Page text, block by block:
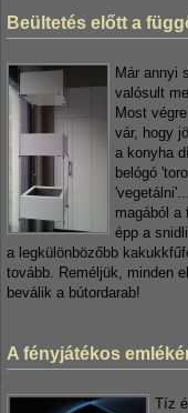
Beültetés előtt a
Már annyi
valósult
Most
vár, hogy
a konyha
belógó
magából a
épp a
a legkülönbözőbb
tovább. Reméljük, minden
beválik a bútordarab!
A fényjátékos
Tíz